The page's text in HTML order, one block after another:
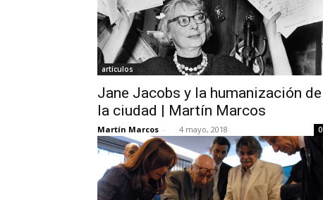
artículos
Jane Jacobs y la humanización de
la ciudad | Martín Marcos
Martín Marcos - 4 mayo, 2018 0